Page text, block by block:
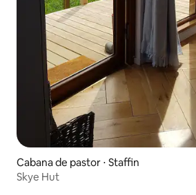
Cabana de pastor ⋅ Staffin
Skye Hut